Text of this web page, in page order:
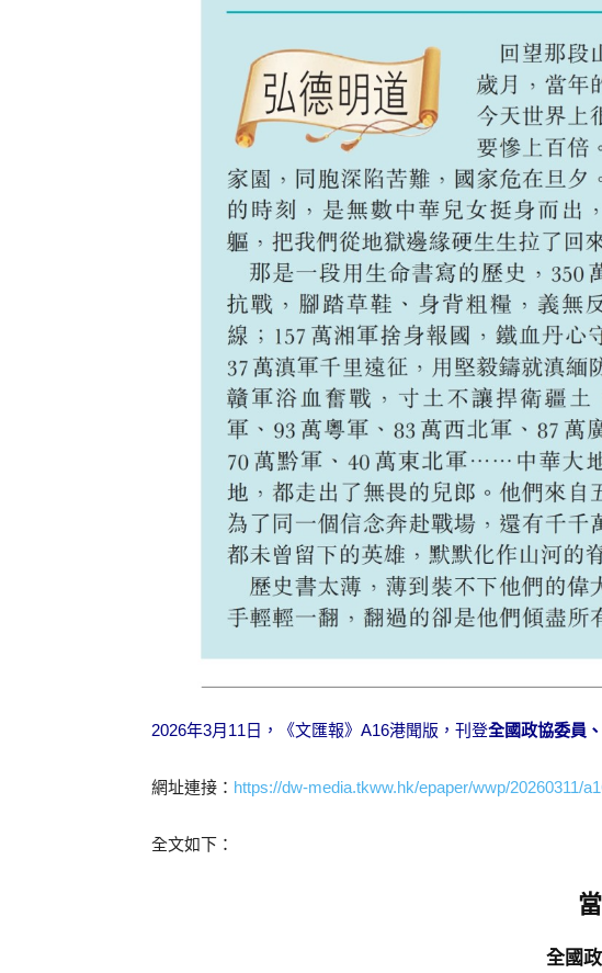
2026年3月11日，《文匯報》A16港聞版，刊登全國政協委員
網址連接： https://dw-media.tkww.hk/epaper/wwp/20260311/
全文如下：
全國